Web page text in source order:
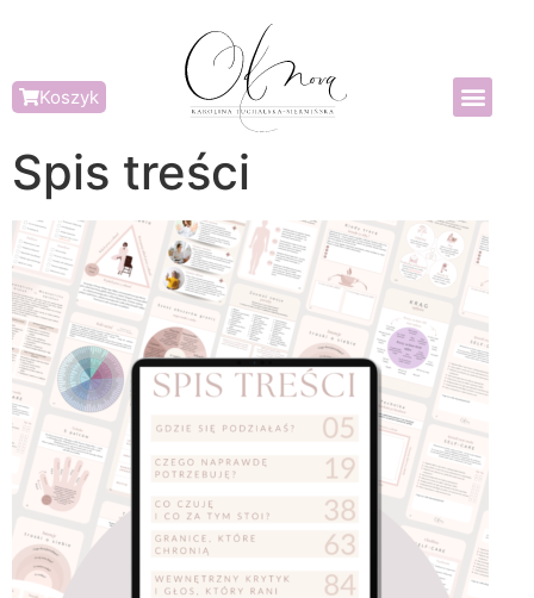
Koszyk
Spis treści